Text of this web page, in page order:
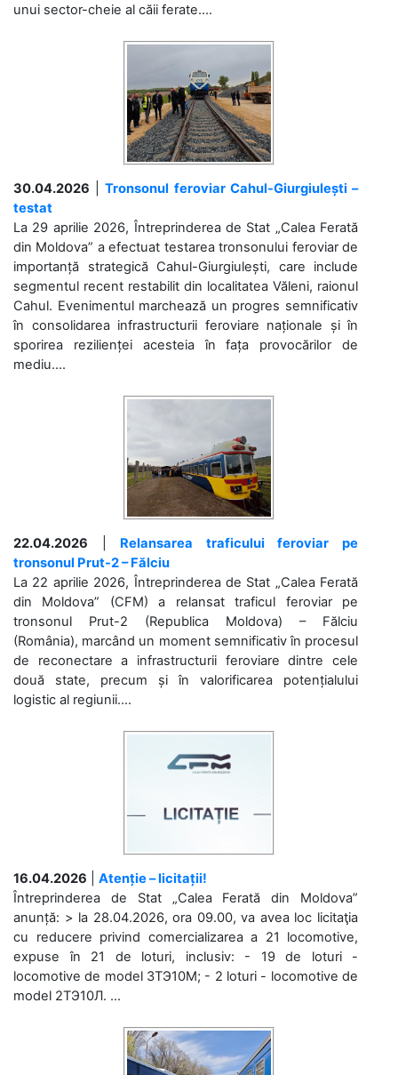
unui sector-cheie al căii ferate....
30.04.2026 |Tronsonul feroviar Cahul-Giurgiulești –
testat
La 29 aprilie 2026, Întreprinderea de Stat „Calea Ferată
din Moldova” a efectuat testarea tronsonului feroviar de
importanță strategică Cahul-Giurgiulești, care include
segmentul recent restabilit din localitatea Văleni, raionul
Cahul. Evenimentul marchează un progres semnificativ
în consolidarea infrastructurii feroviare naționale și în
sporirea rezilienței acesteia în fața provocărilor de
mediu....
22.04.2026
Relansarea traficului feroviar pe
tronsonul Prut-2 – Fălciu
La 22 aprilie 2026, Întreprinderea de Stat „Calea Ferată
din Moldova” (CFM) a relansat traficul feroviar pe
tronsonul Prut-2 (Republica Moldova) – Fălciu
(România), marcând un moment semnificativ în procesul
de reconectare a infrastructurii feroviare dintre cele
două state, precum și în valorificarea potențialului
logistic al regiunii....
16.04.2026
Atenție – licitații!
Întreprinderea de Stat „Calea Ferată din Moldova”
anunță: > la 28.04.2026, ora 09.00, va avea loc licitaţia
cu reducere privind comercializarea a 21 locomotive,
expuse în 21 de loturi, inclusiv: - 19 de loturi -
locomotive de model 3ТЭ10М; - 2 loturi - locomotive de
model 2ТЭ10Л. ...